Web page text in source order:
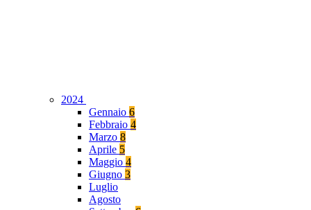
2024
Gennaio 6
Febbraio 4
Marzo 8
Aprile 5
Maggio 4
Giugno 3
Luglio
Agosto